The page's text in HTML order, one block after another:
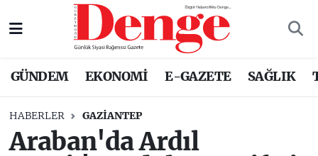
GÜNDEM EKONOMİ E-GAZETE SAĞLIK
HABERLER GAZIANTEP
Araban'da Ardıl
Nöbetçi Eczaneler
Trafik Durumu